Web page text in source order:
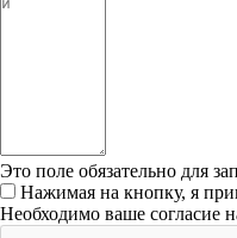
Это поле обязательно для
Нажимая на кнопку, я
Необходимо ваше согласие